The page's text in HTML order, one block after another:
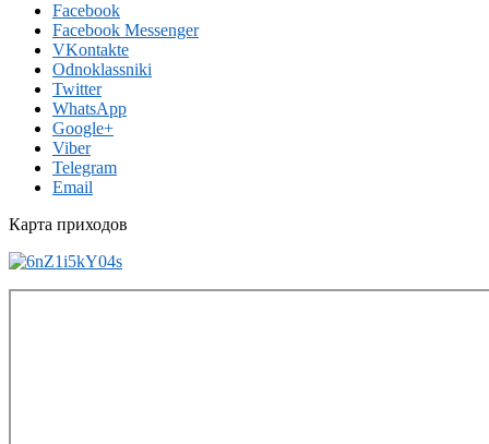
Facebook
Facebook Messenger
VKontakte
Odnoklassniki
Twitter
WhatsApp
Google+
Viber
Telegram
Email
Карта приходов